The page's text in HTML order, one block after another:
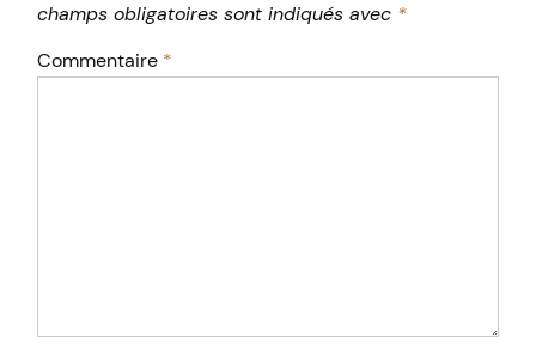
champs obligatoires sont indiqués avec *
Commentaire *